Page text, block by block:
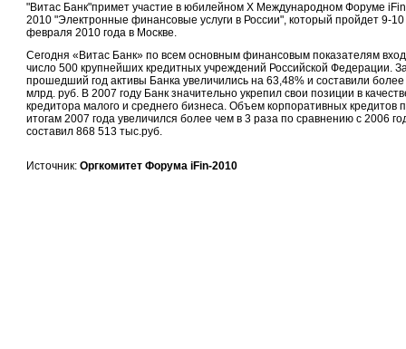
"Витас Банк"примет участие в юбилейном X Международном Форуме
2010 "Электронные финансовые услуги в России", который пройдет 9-10
февраля 2010 года в Москве.
Сегодня «Витас Банк» по всем основным финансовым показателям
число 500 крупнейших кредитных учреждений Российской Федерации.
прошедший год активы Банка увеличились на 63,48% и составили
млрд. руб. В 2007 году Банк значительно укрепил свои позиции в
кредитора малого и среднего бизнеса. Объем корпоративных кредитов
итогам 2007 года увеличился более чем в 3 раза по сравнению с 2006
составил 868 513 тыс.руб.
Источник: Оргкомитет Форума iFin-2010